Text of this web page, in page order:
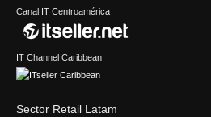
Canal IT Centroamérica
IT Channel Caribbean
Sector Retail Latam